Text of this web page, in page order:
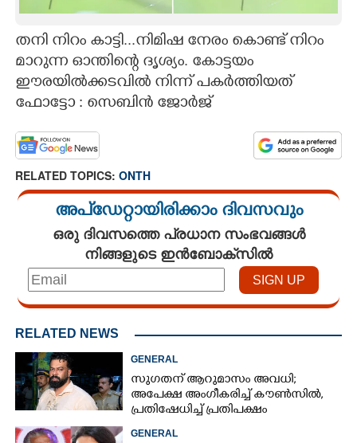
ZOOM
CONTACT US
തനി നിറം കാട്ടി...നിമിഷ നേരം കൊണ്ട് നിറം
മാറുന്ന ഓന്തിന്റെ ദൃശ്യം. കോട്ടയം
ഈരയിൽക്കടവിൽ നിന്ന് പകർത്തിയത്
ഫോട്ടോ : സെബിൻ ജോർജ്
RELATED TOPICS: ONTH
അപ്ഡേറ്റായിരിക്കാം ദിവസവും
ഒരു ദിവസത്തെ പ്രധാന സംഭവങ്ങൾ
നിങ്ങളുടെ ഇൻബോക്സിൽ
RELATED NEWS
GENERAL
സുഗതന് ആറുമാസം അവധി;
അപേക്ഷ അംഗീകരിച്ച് കൗൺസിൽ,
പ്രതിഷേധിച്ച് പ്രതിപക്ഷം
GENERAL